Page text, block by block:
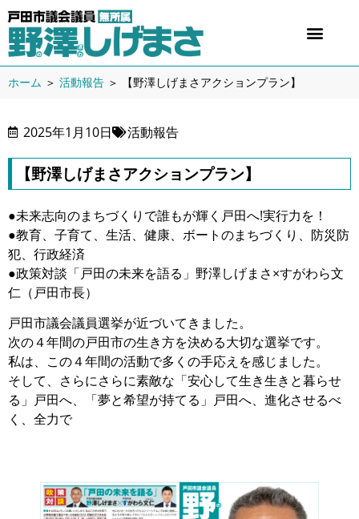
ホーム ＞ 活動報告 ＞ 【野澤しげまさアクションプラン】
2025年1月10日 活動報告
【野澤しげまさアクションプラン】
●未来志向のまちづくりで誰もが輝く戸田へ!実行力を！
●教育、子育て、生活、健康、ボートのまちづくり、防災防
犯、行政経済
●政策対談「戸田の未来を語る」野澤しげまさ×すがわら文
仁（戸田市長）
戸田市議会議員選挙が近づいてきました。
次の４年間の戸田市の生き方を決める大切な選挙です。
私は、この４年間の活動で多くの手応えを感じました。
そして、さらにさらに素敵な「安心して生き生きと暮らせ
る」戸田へ、「夢と希望が持てる」戸田へ、進化させるべ
く、全力で